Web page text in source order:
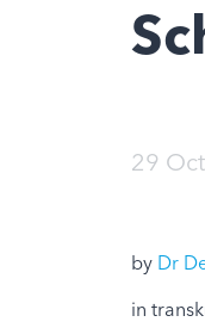
29
by Dr
in